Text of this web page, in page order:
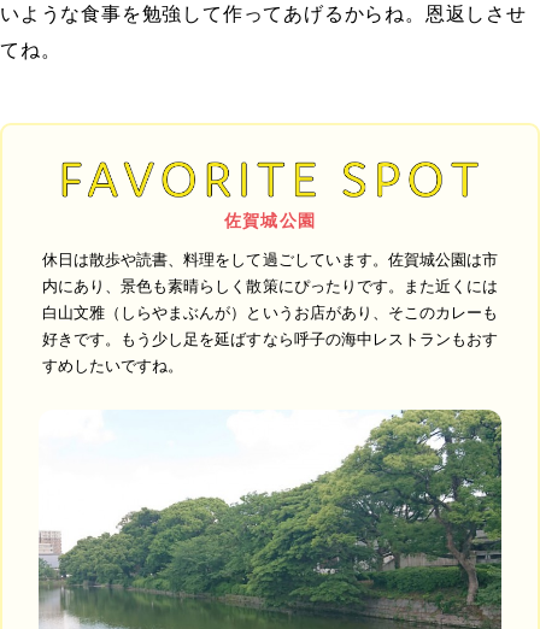
いような食事を勉強して作ってあげるからね。恩返しさせ
てね。
佐賀城公園
休日は散歩や読書、料理をして過ごしています。佐賀城公園は市
内にあり、景色も素晴らしく散策にぴったりです。また近くには
白山文雅（しらやまぶんが）というお店があり、そこのカレーも
好きです。もう少し足を延ばすなら呼子の海中レストランもおす
すめしたいですね。